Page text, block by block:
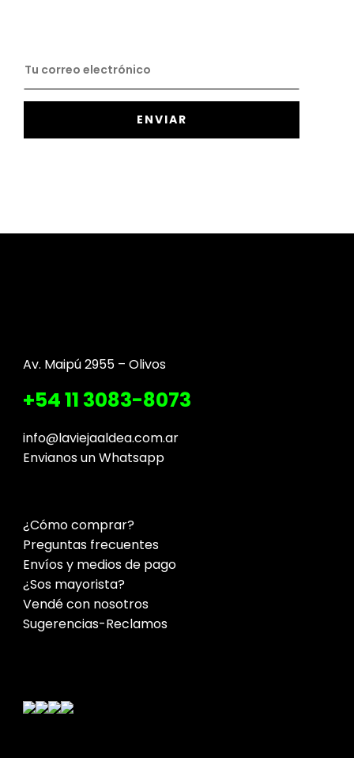
Av. Maipú 2955 – Olivos
+54 11 3083-8073
info@laviejaaldea.com.ar
Envianos un Whatsapp
¿Cómo comprar?
Preguntas frecuentes
Envíos y medios de pago
¿Sos mayorista?
Vendé con nosotros
Sugerencias-Reclamos